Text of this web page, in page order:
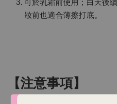
可於乳霜前使用；白天後
妝前也適合薄擦打底。
【注意事項】